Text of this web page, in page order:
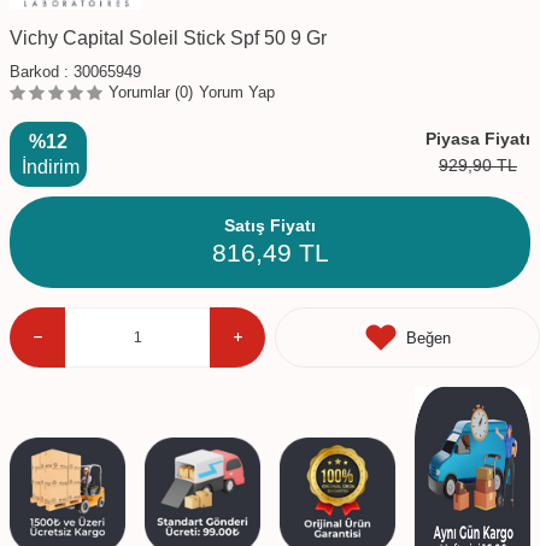
Vichy Capital Soleil Stick Spf 50 9 Gr
Barkod : 30065949
Yorumlar (0) Yorum Yap
%12
İndirim
Piyasa Fiyatı
929,90TL
Satış Fiyatı
816,49 TL
Beğen